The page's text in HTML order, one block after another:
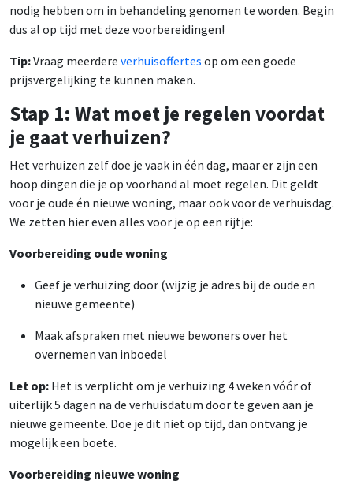
nodig hebben om in behandeling genomen te worden. Begin
dus al op tijd met deze voorbereidingen!
Tip:Vraag meerdere verhuisoffertes op om een goede
prijsvergelijking te kunnen maken.
Stap 1: Wat moet je regelen voordat
je gaat verhuizen?
Het verhuizen zelf doe je vaak in één dag, maar er zijn een
hoop dingen die je op voorhand al moet regelen. Dit geldt
voor je oude én nieuwe woning, maar ook voor de verhuisdag.
We zetten hier even alles voor je op een rijtje:
Voorbereiding oude woning
Geef je verhuizing door (wijzig je adres bij de oude en
nieuwe gemeente)
Maak afspraken met nieuwe bewoners over het
overnemen van inboedel
Let op: Het is verplicht om je verhuizing 4 weken vóór of
uiterlijk 5 dagen na de verhuisdatum door te geven aan je
nieuwe gemeente. Doe je dit niet op tijd, dan ontvang je
mogelijk een boete.
Voorbereiding nieuwe woning